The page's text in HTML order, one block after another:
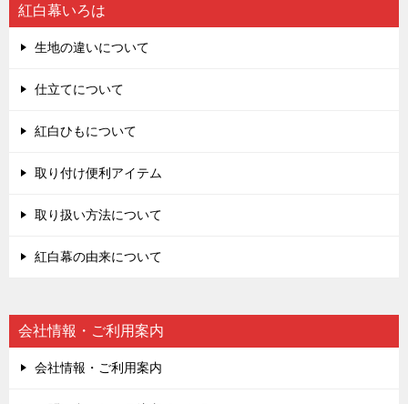
紅白幕いろは
生地の違いについて
仕立てについて
紅白ひもについて
取り付け便利アイテム
取り扱い方法について
紅白幕の由来について
会社情報・ご利用案内
会社情報・ご利用案内